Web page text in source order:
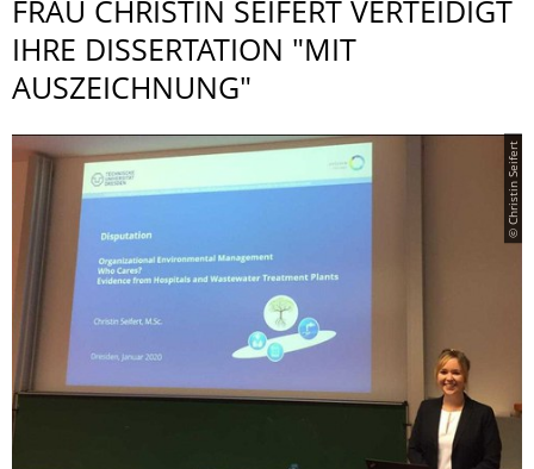
FRAU CHRISTIN SEIFERT VERTEIDIGT
IHRE DISSERTATION "MIT
AUSZEICHNUNG"
© Christin Seifert